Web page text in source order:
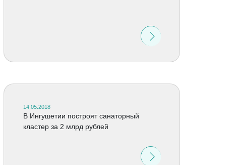
14.05.2018
В Ингушетии построят санаторный
кластер за 2 млрд рублей